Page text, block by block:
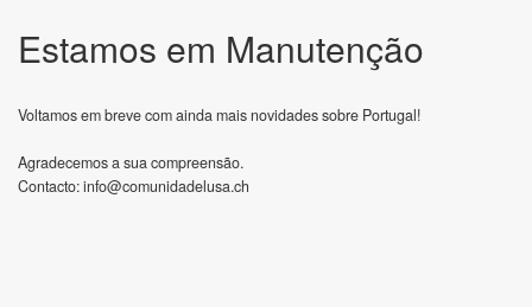
Estamos em Manutenção
Voltamos em breve com ainda mais novidades sobre Portugal!
Agradecemos a sua compreensão.
Contacto:info@comunidadelusa.ch